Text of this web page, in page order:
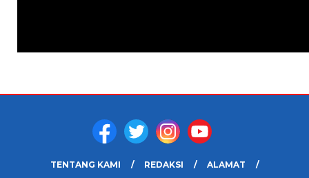
TENTANG KAMI REDAKSI
ALAMAT